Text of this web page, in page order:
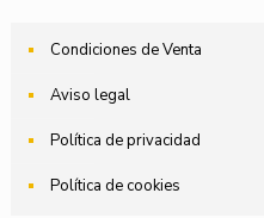
Condiciones de Venta
Aviso legal
Política de privacidad
Política de cookies